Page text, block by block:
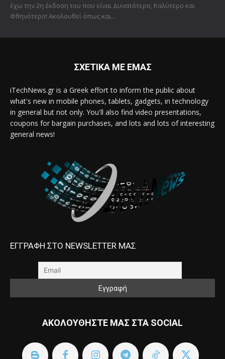
έχω την 2η έκδοση του που είναι Δυνατότερο, Καλύτερο και
Φθηνότερο! Ακολουθεί όπως και...
ΣΧΕΤΙΚΑ ΜΕ ΕΜΑΣ
iTechNews.gr is a Greek effort to inform the public about
what's new in mobile phones, tablets, gadgets, in technology
in general but not only. You'll also find video presentations,
coupons for bargain purchases, and lots and lots of interesting
general news!
ΕΓΓΡΑΦΗ ΣΤΟ NEWSLETTER ΜΑΣ
ΑΚΟΛΟΥΘΗΣΤΕ ΜΑΣ ΣΤΑ SOCIAL